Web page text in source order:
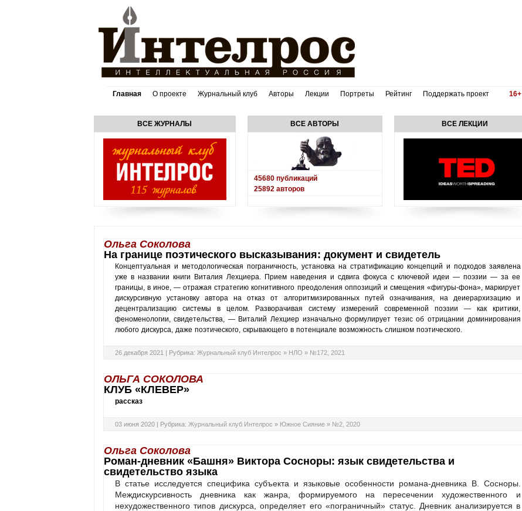
Главная О проекте Журнальный клуб Авторы Лекции Портреты Рейтинг Поддержать проект 16+
ВСЕ ЖУРНАЛЫ ВСЕ АВТОРЫ
45680публикаций
25892авторов
ВСЕ ЛЕКЦИИ
Ольга Соколова
На границе поэтического высказывания: документ и свидетель
Концептуальная и методологическая пограничность, установка на стратификацию концепций и подходов заявлена
уже в названии книги Виталия Лехциера. Прием наведения и сдвига фокуса с ключевой идеи — поэзии — за ее
границы, в иное, — отражая стратегию когнитивного преодоления оппозиций и смещения «фигуры-фона», маркирует
дискурсивную установку автора на отказ от алгоритмизированных путей означивания, на деиерархизацию и
децентрализацию системы в целом. Разворачивая систему измерений современной поэзии — как критики,
феноменологии, свидетельства, — Виталий Лехциер изначально формулирует тезис об отрицании доминирования
любого дискурса, даже поэтического, скрывающего в потенциале возможность слишком поэтического.
26 декабря 2021 | Рубрика: Журнальный клуб Интелрос » НЛО » №172, 2021
ОЛЬГА СОКОЛОВА
КЛУБ «КЛЕВЕР»
рассказ
03 июня 2020 | Рубрика: Журнальный клуб Интелрос » Южное Сияние» №2, 2020
Ольга Соколова
Роман-дневник «Башня» Виктора Сосноры: язык свидетельства и
свидетельство языка
В статье исследуется специфика субъекта и языковые особенности романа-дневника В. Сосноры.
Междискурсивность дневника как жанра, формируемого на пересечении художественного и
нехудожественного типов дискурса, определяет его «пограничный» статус. Дневник анализируется в